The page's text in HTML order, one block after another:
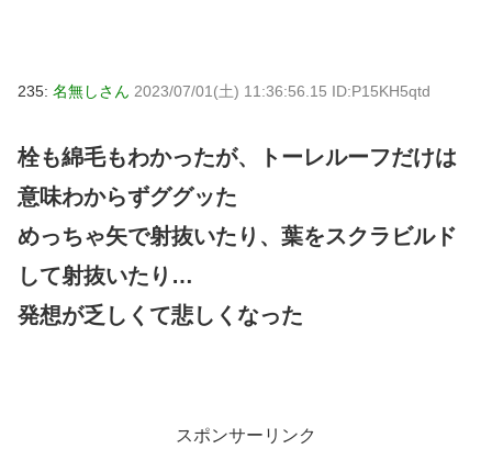
235: 名無しさん 2023/07/01(土) 11:36:56.15 ID:P15KH5qtd
栓も綿毛もわかったが、トーレルーフだけは
意味わからずググッた
めっちゃ矢で射抜いたり、葉をスクラビルド
して射抜いたり…
発想が乏しくて悲しくなった
スポンサーリンク